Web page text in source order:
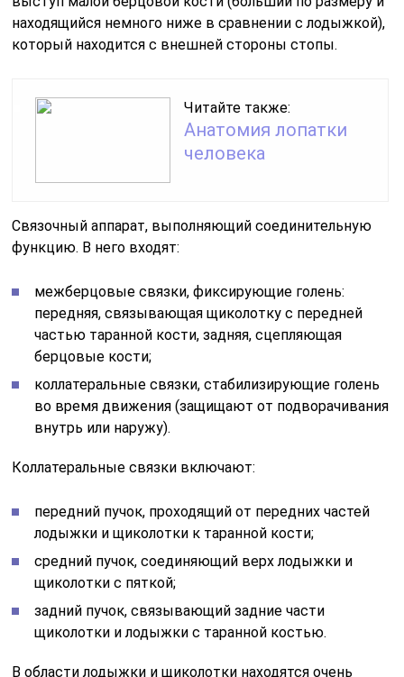
находящийся немного ниже в сравнении с лодыжкой),
который находится с внешней стороны стопы.
Читайте также:
Анатомия лопатки
человека
Связочный аппарат, выполняющий соединительную
функцию. В него входят:
межберцовые связки, фиксирующие голень:
передняя, связывающая щиколотку с передней
частью таранной кости, задняя, сцепляющая
берцовые кости;
коллатеральные связки, стабилизирующие голень
во время движения (защищают от подворачивания
внутрь или наружу).
Коллатеральные связки включают:
передний пучок, проходящий от передних частей
лодыжки и щиколотки к таранной кости;
средний пучок, соединяющий верх лодыжки и
щиколотки с пяткой;
задний пучок, связывающий задние части
щиколотки и лодыжки с таранной костью.
В области лодыжки и щиколотки находятся очень